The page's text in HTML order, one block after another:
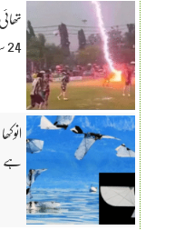
24 سالہ فٹبالر ہلاک
ہے